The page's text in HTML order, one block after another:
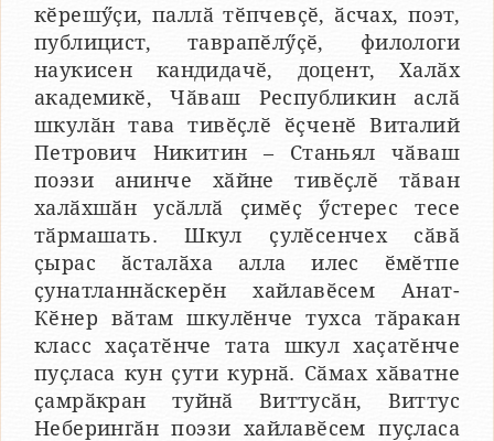
кӗрешӳҫи, паллӑ тӗпчевҫӗ, ӑсчах, поэт,
публицист, таврапӗлӳҫӗ, филологи
наукисен кандидачӗ, доцент, Халӑх
академикӗ, Чӑваш Республикин аслӑ
шкулӑн тава тивӗҫлӗ ӗҫченӗ Виталий
Петрович Никитин – Станьял чӑваш
поэзи анинче хӑйне тивӗҫлӗ тӑван
халӑхшӑн усӑллӑ ҫимӗҫ ӳстерес тесе
тӑрмашать. Шкул ҫулӗсенчех сӑвӑ
ҫырас ӑсталӑха алла илес ӗмӗтпе
ҫунатланнӑскерӗн хайлавӗсем Анат-
Кӗнер вӑтам шкулӗнче тухса тӑракан
класс хаҫатӗнче тата шкул хаҫатӗнче
пуҫласа кун ҫути курнӑ. Сӑмах хӑватне
ҫамрӑкран туйнӑ Виттусӑн, Виттус
Неберингӑн поэзи хайлавӗсем пуҫласа